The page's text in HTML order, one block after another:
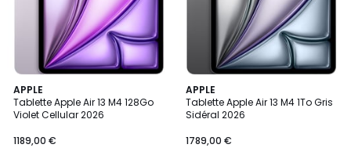
APPLE
Tablette Apple Air 13 M4 128Go
Violet Cellular 2026
1189,00 €
APPLE
Tablette Apple Air 13 M4 1To Gris
Sidéral 2026
1789,00 €